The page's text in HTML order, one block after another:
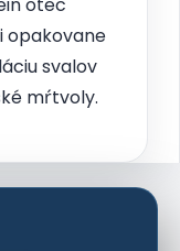
opakovane
svalov
mŕtvoly.